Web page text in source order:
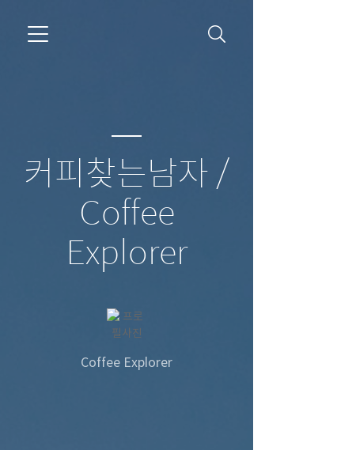
커피찾는남자 /
Coffee
Explorer
Coffee Explorer